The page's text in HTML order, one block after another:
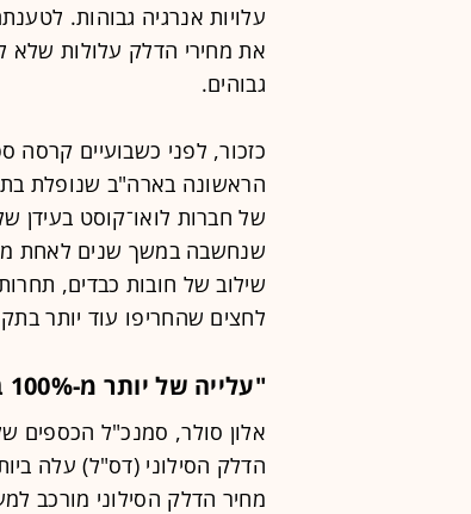
עלויות אנרגיה גבוהות.
את מחירי הדלק עלולות שלא
גבוהים.
כזכור, לפני כשבועיים קרסה
הראשונה בארה"ב שנופלת
של חברות לואו־קוסט בעידן
שנחשבה במשך שנים לאחת
שילוב של חובות כבדים,
לחצים שהחריפו עוד יותר
"עלייה של יותר מ-100% במחיר"
אלון סולר, סמנכ"ל הכספים
מחיר הדלק הסילוני מורכב